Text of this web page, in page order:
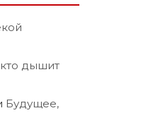
кто дышит
Будущее,